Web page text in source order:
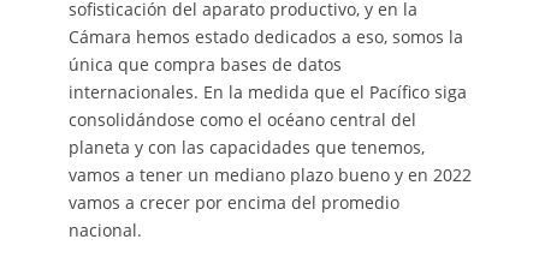
sofisticación del aparato productivo, y en la
Cámara hemos estado dedicados a eso, somos la
única que compra bases de datos
internacionales. En la medida que el Pacífico siga
consolidándose como el océano central del
planeta y con las capacidades que tenemos,
vamos a tener un mediano plazo bueno y en 2022
vamos a crecer por encima del promedio
nacional.